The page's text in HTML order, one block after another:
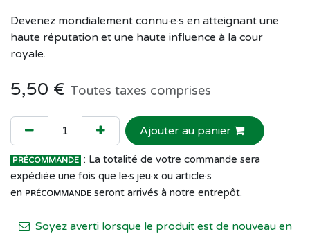
Devenez mondialement connu·e·s en atteignant une
haute réputation et une haute influence à la cour
royale.
5,50 € Toutes taxes comprises
Ajouter au panier
PRÉCOMMANDE : La totalité de votre commande sera
expédiée une fois que le·s jeu·x ou article·s
en PRÉCOMMANDE seront arrivés à notre entrepôt.
Soyez averti lorsque le produit est de nouveau en